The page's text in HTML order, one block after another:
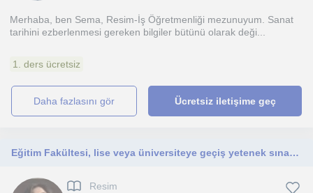
Merhaba, ben Sema, Resim-İş Öğretmenliği mezunuyum. Sanat
tarihini ezberlenmesi gereken bilgiler bütünü olarak deği...
1. ders ücretsiz
daha fazlasını gör Ücretsiz iletişime geç
Eğitim Fakültesi, lise veya üniversiteye geçiş yetenek sınavı (karakalem) hazırlık dersleri v
Resim